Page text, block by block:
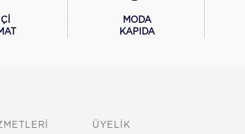
MODA
KAPIDA
ÜYELİK